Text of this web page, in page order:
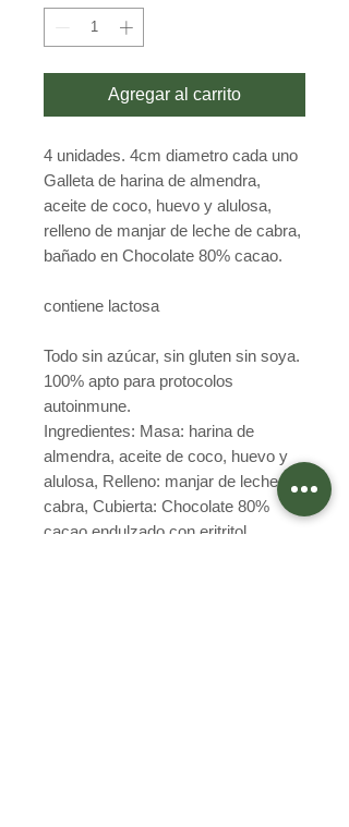
Agregar al carrito
4 unidades. 4cm diametro cada uno
Galleta de harina de almendra,
aceite de coco, huevo y alulosa,
relleno de manjar de leche de cabra,
bañado en Chocolate 80% cacao.
contiene lactosa
Todo sin azúcar, sin gluten sin soya.
100% apto para protocolos
autoinmune.
Ingredientes: Masa: harina de
almendra, aceite de coco, huevo y
alulosa, Relleno: manjar de leche de
cabra, Cubierta: Chocolate 80%
cacao endulzado con eritritol